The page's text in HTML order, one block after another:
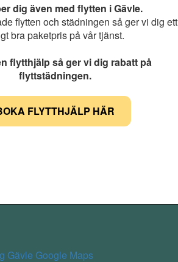
dig även med flytten i Gävle.
flytten och städningen så ger vi dig ett
bra paketpris på vår tjänst.
flytthjälp så ger vi dig rabatt på
flyttstädningen.
FLYTTHJÄLP HÄR